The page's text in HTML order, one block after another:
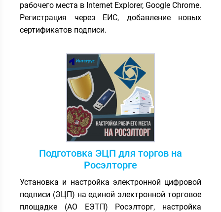
рабочего места в Internet Explorer, Google Chrome.
Регистрация через ЕИС, добавление новых
сертификатов подписи.
Подготовка ЭЦП для торгов на
Росэлторге
Установка и настройка электронной цифровой
подписи (ЭЦП) на единой электронной торговое
площадке (АО ЕЭТП) Росэлторг, настройка